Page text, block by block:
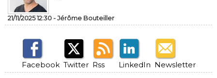
21/11/2025 12:30 -Jérôme Bouteiller
Facebook Twitter Rss LinkedIn Newsletter